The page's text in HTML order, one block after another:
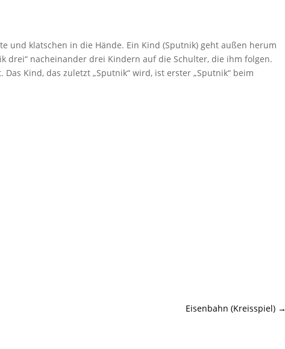
und klatschen in die Hände. Ein Kind (Sputnik) geht außen herum
drei“ nacheinander drei Kindern auf die Schulter, die ihm folgen.
Kind, das zuletzt „Sputnik“ wird, ist erster „Sputnik“ beim
Eisenbahn (Kreisspiel)→